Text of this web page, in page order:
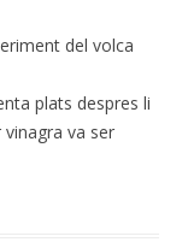
del volca
plats despres li
va ser